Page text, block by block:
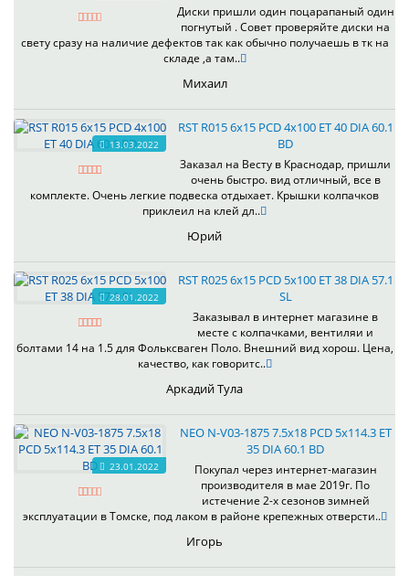
Диски пришли один поцарапаный один
погнутый . Совет проверяйте диски на
свету сразу на наличие дефектов так как обычно получаешь в тк на
складе ,а там..
Михаил
13.03.2022
RST R015 6x15 PCD 4x100 ET 40 DIA 60.1
BD
Заказал на Весту в Краснодар, пришли
очень быстро. вид отличный, все в
комплекте. Очень легкие подвеска отдыхает. Крышки колпачков
приклеил на клей дл..
Юрий
28.01.2022
RST R025 6x15 PCD 5x100 ET 38 DIA 57.1
SL
Заказывал в интернет магазине в
месте с колпачками, вентиляи и
болтами 14 на 1.5 для Фольксваген Поло. Внешний вид хорош. Цена,
качество, как говоритс..
Аркадий Тула
23.01.2022
NEO N-V03-1875 7.5x18 PCD 5x114.3 ET
35 DIA 60.1 BD
Покупал через интернет-магазин
производителя в мае 2019г. По
истечение 2-х сезонов зимней
эксплуатации в Томске, под лаком в районе крепежных отверсти..
Игорь